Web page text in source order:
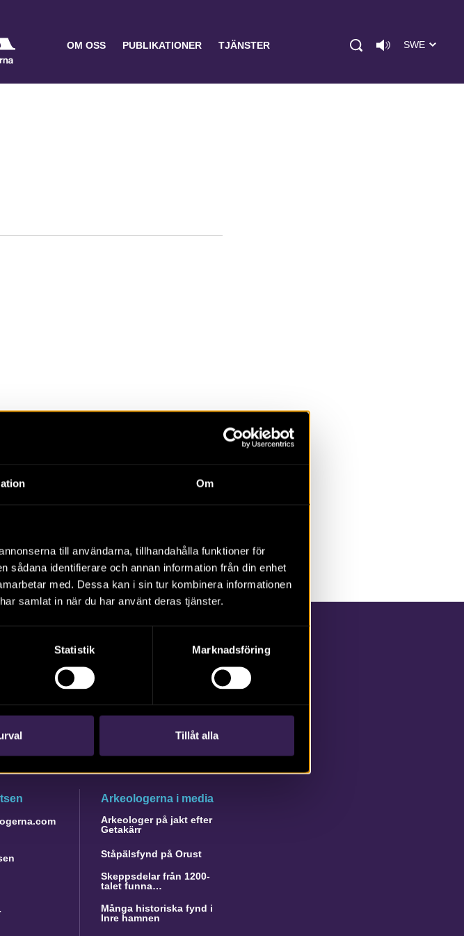
Om
till användarna, tillhandahålla funktioner för
sådana identifierare och annan information från din enhet
med. Dessa kan i sin tur kombinera informationen
samlat in när du har använt deras tjänster.
Statistik Marknadsföring
Tillåt alla
OM OSS PUBLIKATIONER TJÄNSTER SWE
Arkeologerna i media
Arkeologer på jakt efter
Getakärr
Ståpälsfynd på Orust
Skeppsdelar från 1200-
talet funna…
Många historiska fynd i
Inre hamnen